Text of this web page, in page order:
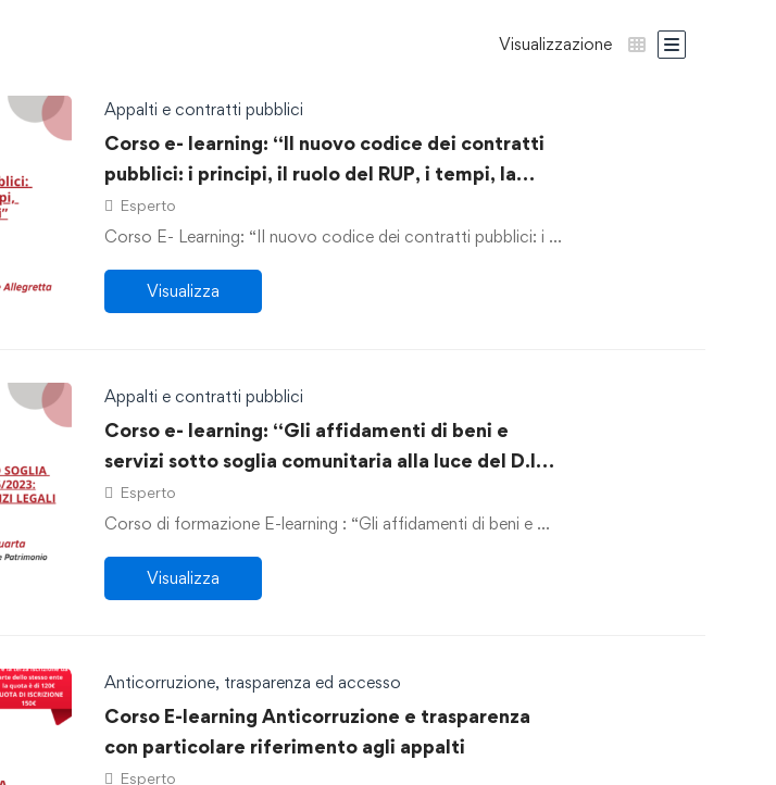
Visualizzazione
Appalti e contratti pubblici
Corso e- learning: “Il nuovo codice dei contratti
pubblici: i principi, il ruolo del RUP, i tempi, la
digitalizzazione dei contratti”.
Esperto
Corso E- Learning: “Il nuovo codice dei contratti pubblici: i …
Visualizza
Appalti e contratti pubblici
Corso e- learning: “Gli affidamenti di beni e
servizi sotto soglia comunitaria alla luce del D.lgs.
36/2023: le modalità degli affidamenti dei servizi
legali.”
Esperto
Corso di formazione E-learning : “Gli affidamenti di beni e …
Visualizza
Anticorruzione, trasparenza ed accesso
Corso E-learning Anticorruzione e trasparenza
con particolare riferimento agli appalti
Esperto